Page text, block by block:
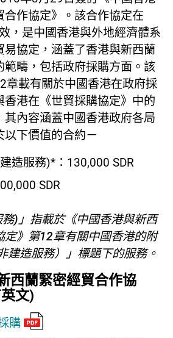
合作協定》。該合作協定在
，是中國香港與外地經濟體系
易協定，涵蓋了香港與新西蘭
範疇，包括政府採購方面。該
章載有關於中國香港在政府採
香港在《世貿採購協定》中的
其內容涵蓋中國香港政府各局
以下價值的合約－
造服務)*：130,000 SDR
SDR
)」指載於《中國香港與新西
定》第12章有關中國香港的附
建造服務）」標題下的服務。
西蘭緊密經貿合作協
文)
購